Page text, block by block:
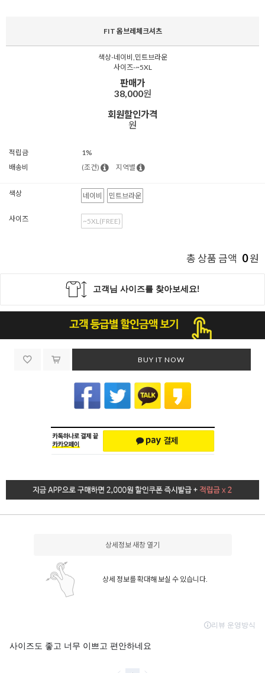
FIT 옴브레체크셔츠
색상-네이비,민트브라운
사이즈-~5XL
판매가
38,000원
회원할인가격
원
적립금
1%
배송비
(조건) 지역별
색상 네이비 민트브라운
사이즈 ~5XL(FREE)
총 상품 금액 0원
BUY IT NOW
상세정보 새창 열기
상세 정보를 확대해 보실 수 있습니다.